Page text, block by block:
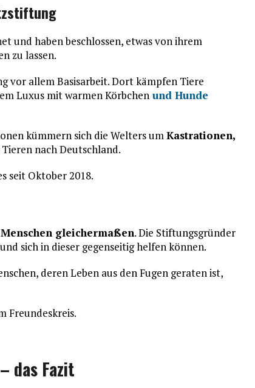
und haben beschlossen, etwas von ihrem
zu lassen.
vor allem Basisarbeit. Dort kämpfen Tiere
Luxus mit warmen Körbchen und Hunde
kümmern sich die Welters umKastrationen,
nach Deutschland.
seit Oktober 2018.
gleichermaßen. Die Stiftungsgründer
sich in dieser gegenseitig helfen können.
deren Leben aus den Fugen geraten ist,
Freundeskreis.
das Fazit